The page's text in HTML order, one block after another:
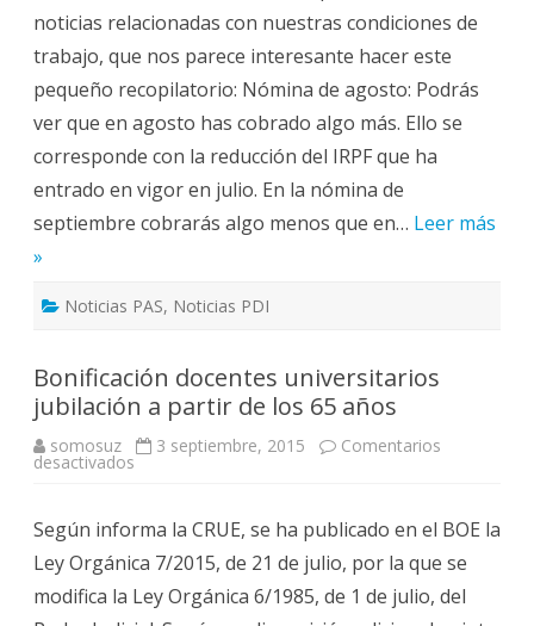
los
recortes
laborales
noticias relacionadas con nuestras condiciones de
trabajo, que nos parece interesante hacer este
pequeño recopilatorio: Nómina de agosto: Podrás
ver que en agosto has cobrado algo más. Ello se
corresponde con la reducción del IRPF que ha
entrado en vigor en julio. En la nómina de
septiembre cobrarás algo menos que en… Leer más
»
Noticias PAS, Noticias PDI
Bonificación docentes universitarios
jubilación a partir de los 65 años
somosuz 3 septiembre, 2015 Comentarios
desactivadosen
jubilación
a
partir
de
los
65
Según informa la CRUE, se ha publicado en el BOE la
Ley Orgánica 7/2015, de 21 de julio, por la que se
modifica la Ley Orgánica 6/1985, de 1 de julio, del